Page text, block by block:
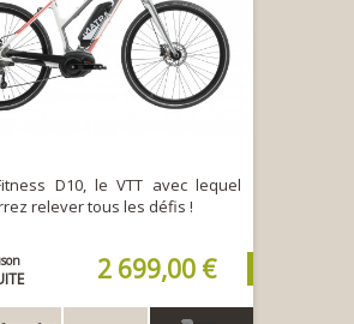
D10, le VTT avec lequel
relever tous les défis !
2 699,00 €